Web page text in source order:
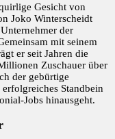
Gesicht von
Joko Winterscheidt
der
mit seinem
er seit Jahren die
Zuschauer über
der gebürtige
Standbein
Jobs hinausgeht.